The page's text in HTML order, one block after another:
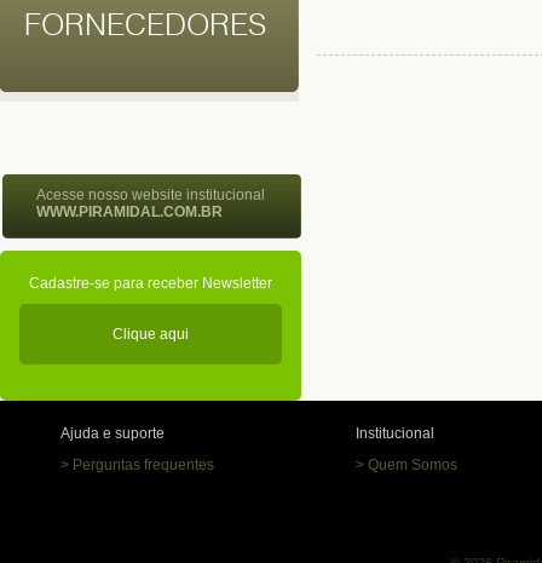
FORNECEDORES
Acesse nosso website institucional
WWW.PIRAMIDAL.COM.BR
Cadastre-se para receber Newsletter
Clique aqui
Ajuda e suporte
> Perguntas frequentes
Institucional
> Quem Somos